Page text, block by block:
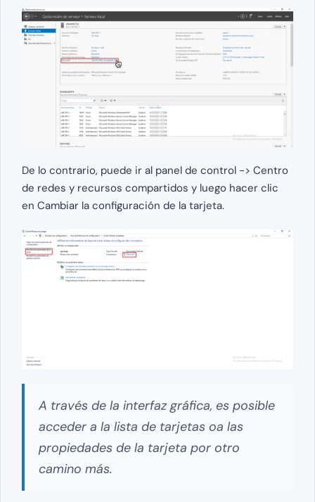
De lo contrario, puede ir al panel de control -> Centro
de redes y recursos compartidos y luego hacer clic
en Cambiar la configuración de la tarjeta.
A través de la interfaz gráfica, es posible
acceder a la lista de tarjetas oa las
propiedades de la tarjeta por otro
camino más.